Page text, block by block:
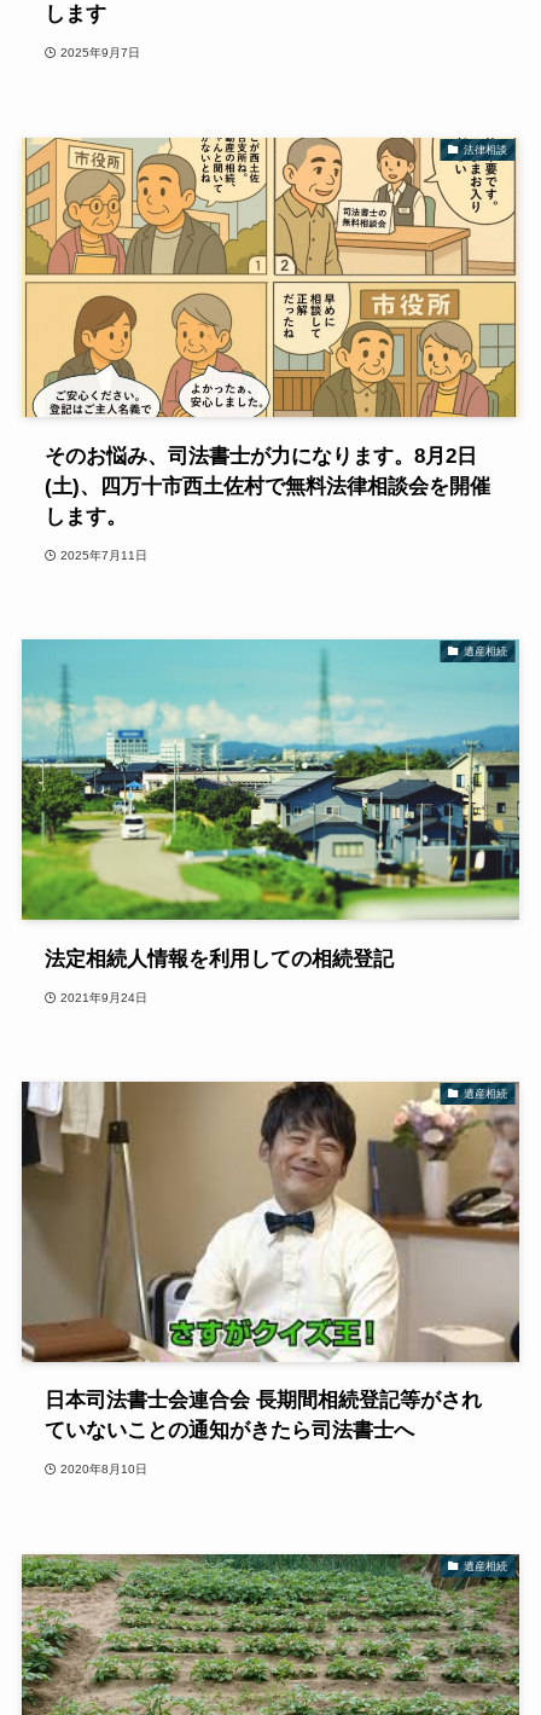
します
2025年9月7日
法律相談
そのお悩み、司法書士が力になります。8月2日
(土)、四万十市西土佐村で無料法律相談会を開催
します。
2025年7月11日
遺産相続
法定相続人情報を利用しての相続登記
2021年9月24日
遺産相続
日本司法書士会連合会 長期間相続登記等がされ
ていないことの通知がきたら司法書士へ
2020年8月10日
遺産相続